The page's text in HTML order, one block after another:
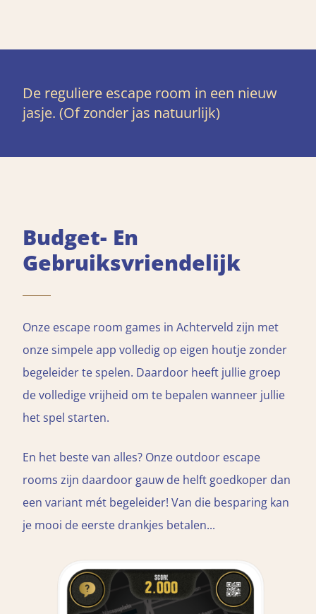
De reguliere escape room in een nieuw
jasje. (Of zonder jas natuurlijk)
Budget- En
Gebruiksvriendelijk
Onze escape room games in Achterveld zijn met
onze simpele app volledig op eigen houtje zonder
begeleider te spelen. Daardoor heeft jullie groep
de volledige vrijheid om te bepalen wanneer jullie
het spel starten.
En het beste van alles? Onze outdoor escape
rooms zijn daardoor gauw de helft goedkoper dan
een variant mét begeleider! Van die besparing kan
je mooi de eerste drankjes betalen...